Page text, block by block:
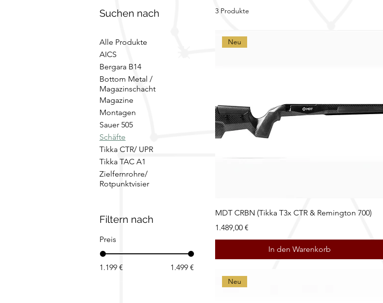
Suchen nach
Alle Produkte
AICS
Bergara B14
Bottom Metal /
Magazinschacht
Magazine
Montagen
Sauer 505
Schäfte
Tikka CTR/ UPR
Tikka TAC A1
Zielfernrohre/
Rotpunktvisier
Filtern nach
Preis
1.199 € 1.499 €
3 Produkte
Neu
MDT CRBN (Tikka T3x CTR & Remington 700)
Preis
1.489,00 €
In den Warenkorb
Neu